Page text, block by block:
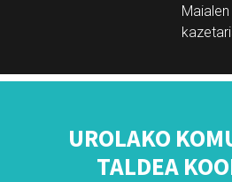
UROLAKO
TALDEA